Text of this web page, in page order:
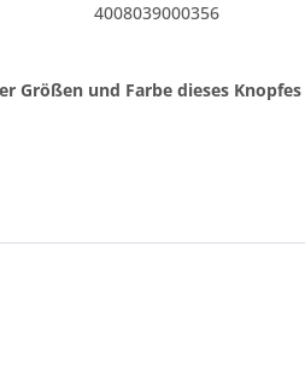
4008039000356
Größen und Farbe dieses Knopfes